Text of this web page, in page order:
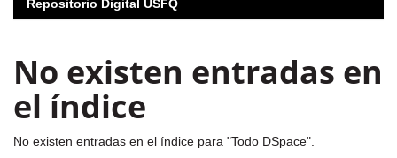
Repositorio Digital USFQ
No existen entradas en
el índice
No existen entradas en el índice para "Todo DSpace".